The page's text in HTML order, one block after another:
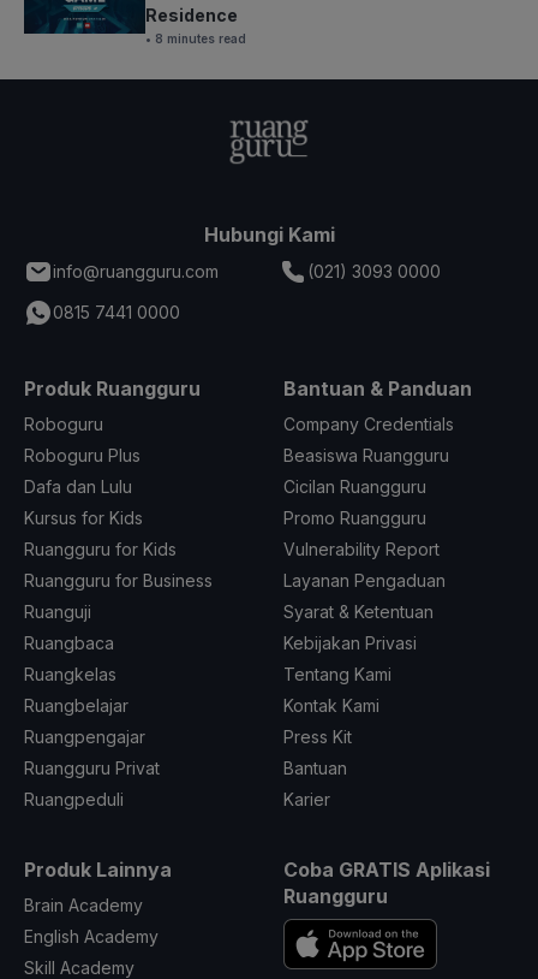
Residence
• 8 minutes read
Hubungi Kami
info@ruangguru.com
(021) 3093 0000
0815 7441 0000
Produk Ruangguru
Roboguru
Roboguru Plus
Dafa dan Lulu
Kursus for Kids
Ruangguru for Kids
Ruangguru for Business
Ruanguji
Ruangbaca
Ruangkelas
Ruangbelajar
Ruangpengajar
Ruangguru Privat
Ruangpeduli
Bantuan & Panduan
Company Credentials
Beasiswa Ruangguru
Cicilan Ruangguru
Promo Ruangguru
Vulnerability Report
Layanan Pengaduan
Syarat & Ketentuan
Kebijakan Privasi
Tentang Kami
Kontak Kami
Press Kit
Bantuan
Karier
Produk Lainnya
Brain Academy
English Academy
Skill Academy
Coba GRATIS Aplikasi
Ruangguru